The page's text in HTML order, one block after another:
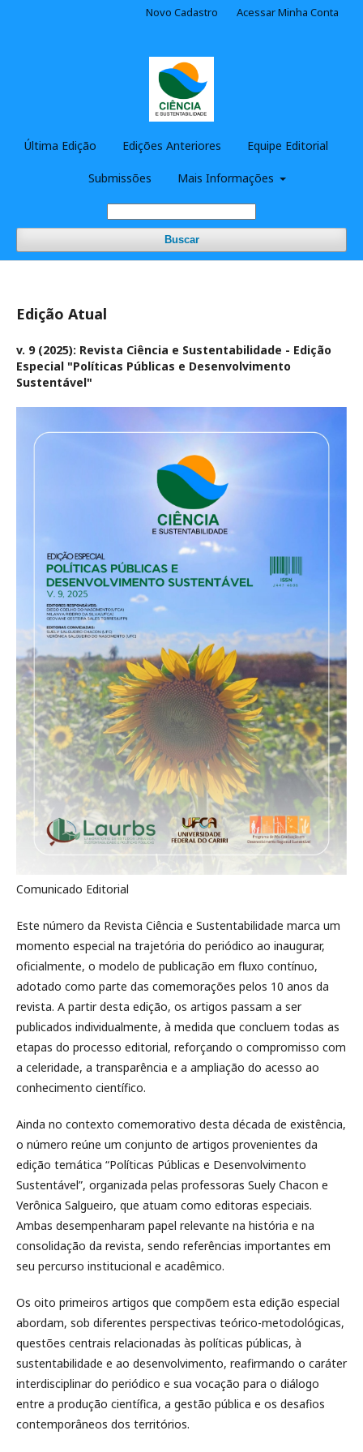
Última Edição Edições Anteriores Equipe Editorial
Submissões Mais Informações
Buscar
Novo Cadastro Acessar Minha Conta
Edição Atual
v. 9 (2025): Revista Ciência e Sustentabilidade - Edição
Especial "Políticas Públicas e Desenvolvimento
Sustentável"
Comunicado Editorial
Este número da Revista Ciência e Sustentabilidade marca um
momento especial na trajetória do periódico ao inaugurar,
oficialmente, o modelo de publicação em fluxo contínuo,
adotado como parte das comemorações pelos 10 anos da
revista. A partir desta edição, os artigos passam a ser
publicados individualmente, à medida que concluem todas as
etapas do processo editorial, reforçando o compromisso com
a celeridade, a transparência e a ampliação do acesso ao
conhecimento científico.
Ainda no contexto comemorativo desta década de existência,
o número reúne um conjunto de artigos provenientes da
edição temática “Políticas Públicas e Desenvolvimento
Sustentável”, organizada pelas professoras Suely Chacon e
Verônica Salgueiro, que atuam como editoras especiais.
Ambas desempenharam papel relevante na história e na
consolidação da revista, sendo referências importantes em
seu percurso institucional e acadêmico.
Os oito primeiros artigos que compõem esta edição especial
abordam, sob diferentes perspectivas teórico-metodológicas,
questões centrais relacionadas às políticas públicas, à
sustentabilidade e ao desenvolvimento, reafirmando o caráter
interdisciplinar do periódico e sua vocação para o diálogo
entre a produção científica, a gestão pública e os desafios
contemporâneos dos territórios.